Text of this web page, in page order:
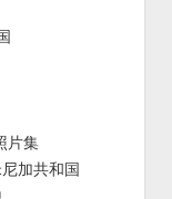
片集
加共和国